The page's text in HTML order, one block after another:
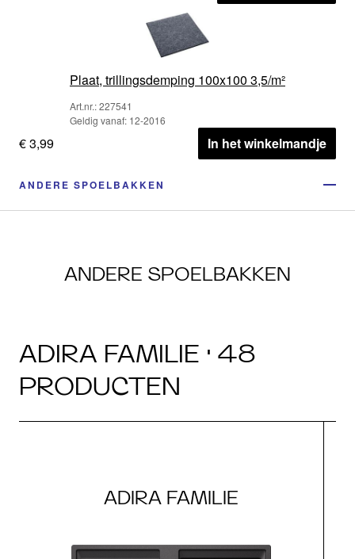
Plaat, trillingsdemping 100x100 3,5/m²
Art.nr.: 227541
Geldig vanaf: 12-2016
€ 3,99 In het winkelmandje
ANDERE SPOELBAKKEN
ANDERE SPOELBAKKEN
ADIRA FAMILIE · 48
PRODUCTEN
ADIRA FAMILIE